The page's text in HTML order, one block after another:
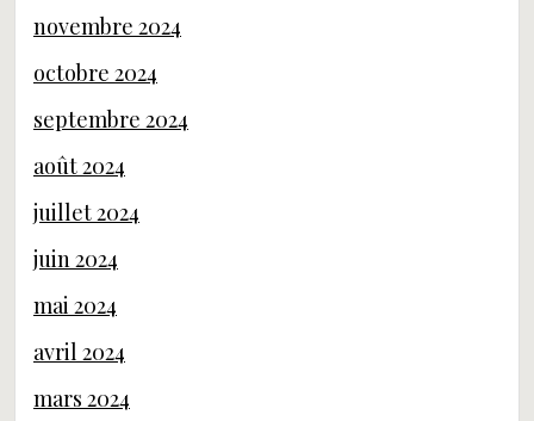
novembre 2024
octobre 2024
septembre 2024
août 2024
juillet 2024
juin 2024
mai 2024
avril 2024
mars 2024